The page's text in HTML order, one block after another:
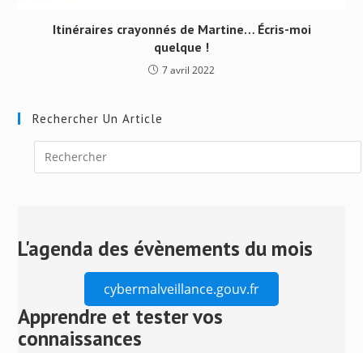
Itinéraires crayonnés de Martine… Écris-moi
quelque !
7 avril 2022
Rechercher Un Article
close
L'agenda des évènements du mois
cybermalveillance.gouv.fr
Apprendre et tester vos
connaissances